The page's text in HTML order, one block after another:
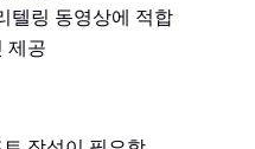
텔링 동영상에 적합
제공